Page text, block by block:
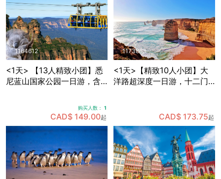
1164612
<1天> 【13人精致小团】悉
尼蓝山国家公园一日游，含
购买人数： 1
CAD$ 149.00起
1173863
<1天>【精致10人小团】大
洋路超深度一日游，十二门
CAD$ 173.75起